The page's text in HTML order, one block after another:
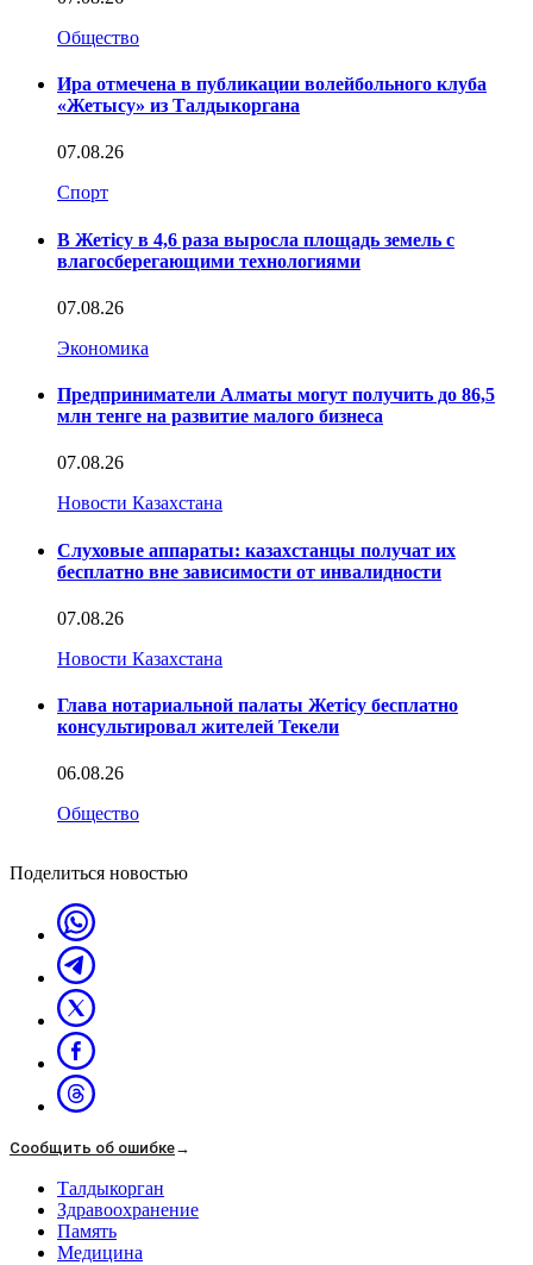
Общество
Ира отмечена в публикации волейбольного клуба
«Жетысу» из Талдыкоргана
07.08.26
Спорт
В Жетісу в 4,6 раза выросла площадь земель с
влагосберегающими технологиями
07.08.26
Экономика
Предприниматели Алматы могут получить до 86,5
млн тенге на развитие малого бизнеса
07.08.26
Новости Казахстана
Слуховые аппараты: казахстанцы получат их
бесплатно вне зависимости от инвалидности
07.08.26
Новости Казахстана
Глава нотариальной палаты Жетісу бесплатно
консультировал жителей Текели
06.08.26
Общество
Поделиться новостью
Сообщить об ошибке→
Талдыкорган
Здравоохранение
Память
Медицина